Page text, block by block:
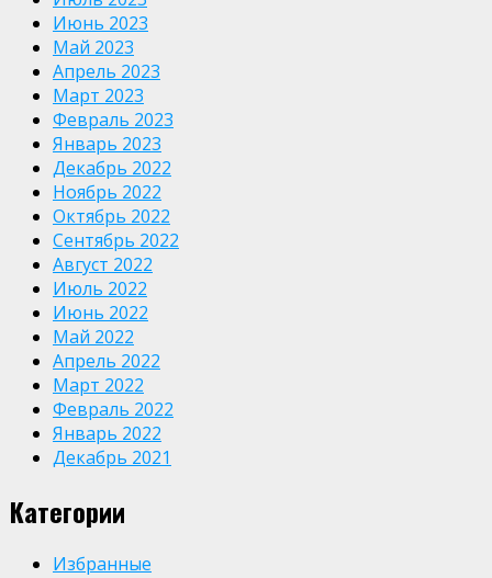
Июнь 2023
Май 2023
Апрель 2023
Март 2023
Февраль 2023
Январь 2023
Декабрь 2022
Ноябрь 2022
Октябрь 2022
Сентябрь 2022
Август 2022
Июль 2022
Июнь 2022
Май 2022
Апрель 2022
Март 2022
Февраль 2022
Январь 2022
Декабрь 2021
Категории
Избранные